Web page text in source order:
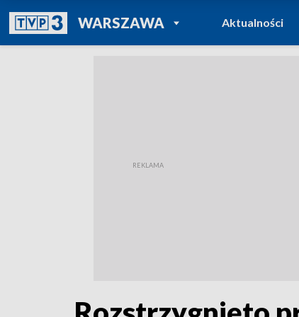
WARSZAWAPOWRÓT DO
TVP REGIONY
Aktualności